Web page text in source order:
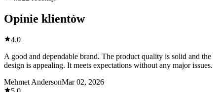
Opinie klientów
4.0
A good and dependable brand. The product quality is solid and the
design is appealing. It meets expectations without any major issues.
Mehmet AndersonMar 02, 2026